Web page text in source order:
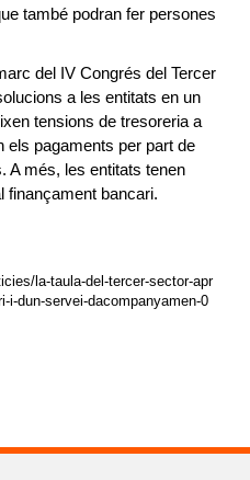
també podran fer persones
del IV Congrés del Tercer
a les entitats en un
tensions de tresoreria a
els pagaments per part de
A més, les entitats tenen
finançament bancari.
la-taula-del-tercer-sector-apr
i-dun-servei-dacompanyamen-0